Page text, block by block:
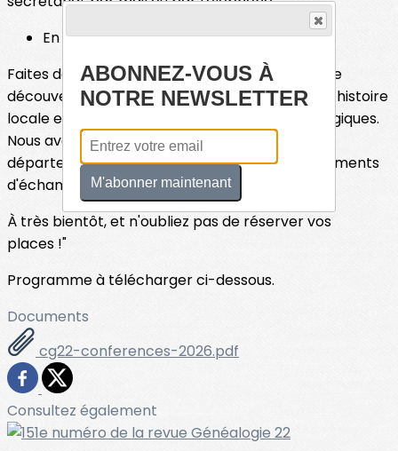
En conclusion
Faites de 2026 une année d'apprentissage et de
découverte ! Enrichissez vos connaissances en histoire
locale et donnez vie à vos recherches généalogiques.
Nous avons hâte de vous accueillir aux archives
départementales de Saint-Brieuc pour ces moments
d'échanges et de passion.
À très bientôt, et n'oubliez pas de réserver vos
places !"
Programme à télécharger ci-dessous.
Documents
cg22-conferences-2026.pdf
Consultez également
ABONNEZ-VOUS À
NOTRE NEWSLETTER
M'abonner maintenant